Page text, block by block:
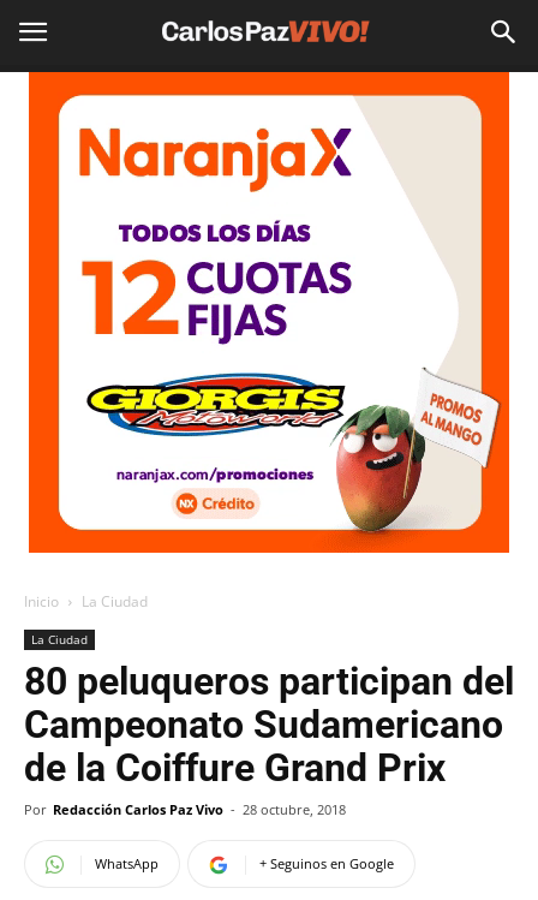
Inicio La Ciudad
La Ciudad
80 peluqueros participan del
Campeonato Sudamericano
de la Coiffure Grand Prix
Por Redacción Carlos Paz Vivo - 28 octubre, 2018
WhatsApp + Seguinos en Google